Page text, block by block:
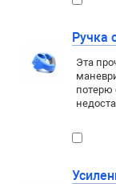
Ручка
Эта
потерю